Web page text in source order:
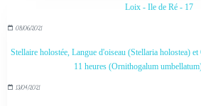
Loix - Ile de Ré - 17
08/06/2021
Stellaire holostée, Langue d'oiseau (Stellaria holostea)
11 heures (Ornithogalum
13/04/2021